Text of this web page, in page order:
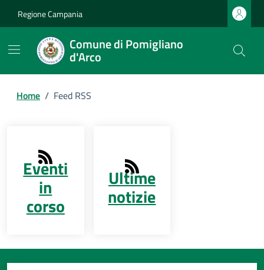
Regione Campania
Comune di Pomigliano
d'Arco
Home / Feed RSS
Eventi
in
corso
Ultime
notizie